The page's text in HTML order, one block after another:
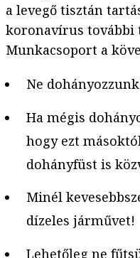
a levegő tisztán
koronavírus további
Munkacsoport a
Ne
Ha mégis
hogy ezt
dohányfüst is
Minél
dízeles járművet!
Lehetőleg ne